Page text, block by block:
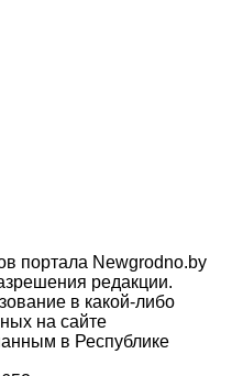
портала Newgrodno.by
редакции.
в какой-либо
на сайте
в Республике